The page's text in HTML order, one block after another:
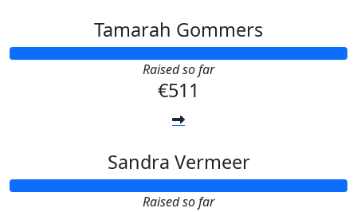
Tamarah Gommers
Raised so far
€511
Sandra Vermeer
Raised so far